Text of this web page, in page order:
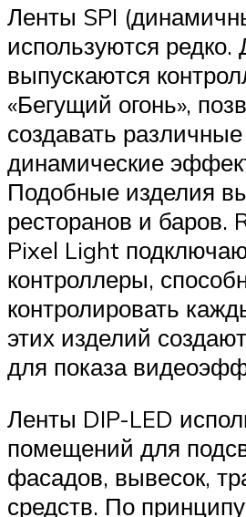
Ленты SPI
используются редко.
выпускаются
«Бегущий огонь»,
создавать различные
динамические
Подобные изделия
ресторанов и баров.
Pixel Light
контроллеры,
контролировать
этих изделий
для показа
Ленты DIP-LED
помещений для
фасадов, вывесок,
средств. По